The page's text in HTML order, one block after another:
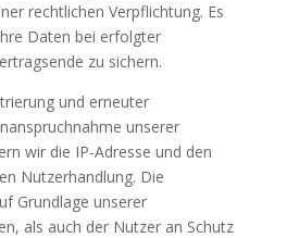
rechtlichen Verpflichtung. Es
Daten bei erfolgter
zu sichern.
und erneuter
unserer
wir die IP-Adresse und den
Nutzerhandlung. Die
Grundlage unserer
als auch der Nutzer an Schutz